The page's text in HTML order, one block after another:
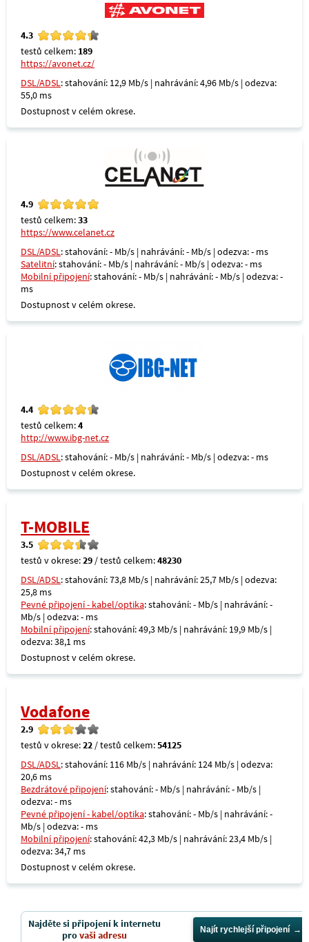
4.3
testů celkem: 189
https://avonet.cz/
DSL/ADSL: stahování: 12,9 Mb/s | nahrávání: 4,96 Mb/s | odezva:
55,0 ms
Dostupnost v celém okrese.
4.9
testů celkem:33
https://www.celanet.cz
DSL/ADSL: stahování: - Mb/s | nahrávání: - Mb/s | odezva: - ms
Satelitní: stahování: - Mb/s | nahrávání: - Mb/s | odezva: - ms
Mobilní připojení: stahování: - Mb/s | nahrávání: - Mb/s | odezva: -
ms
Dostupnost v celém okrese.
4.4
testů celkem:4
http://www.ibg-net.cz
DSL/ADSL: stahování: - Mb/s | nahrávání: - Mb/s | odezva: - ms
Dostupnost v celém okrese.
T-MOBILE
3.5
testů v okrese:29 / testů celkem:48230
DSL/ADSL: stahování: 73,8 Mb/s | nahrávání: 25,7 Mb/s | odezva:
25,8 ms
Pevné připojení - kabel/optika: stahování: - Mb/s | nahrávání: -
Mb/s | odezva: - ms
Mobilní připojení: stahování: 49,3 Mb/s | nahrávání: 19,9 Mb/s |
odezva: 38,1 ms
Dostupnost v celém okrese.
Vodafone
2.9
testů v okrese:22 / testů celkem:54125
DSL/ADSL: stahování: 116 Mb/s | nahrávání: 124 Mb/s | odezva:
20,6 ms
Bezdrátové připojení: stahování: - Mb/s | nahrávání: - Mb/s |
odezva: - ms
Pevné připojení - kabel/optika: stahování: - Mb/s | nahrávání: -
Mb/s | odezva: - ms
Mobilní připojení: stahování: 42,3 Mb/s | nahrávání: 23,4 Mb/s |
odezva: 34,7 ms
Dostupnost v celém okrese.
Najděte si připojení k internetu
provaši adresu Najít rychlejší připojení